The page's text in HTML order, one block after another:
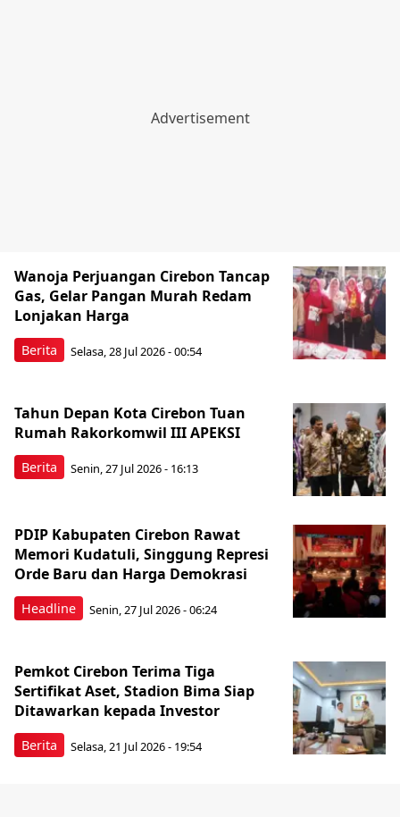
Berita
Wanoja Perjuangan Cirebon Tancap
Gas, Gelar Pangan Murah Redam
Lonjakan Harga
Selasa, 28 Jul 2026 - 00:54
Berita
Tahun Depan Kota Cirebon Tuan
Rumah Rakorkomwil III APEKSI
Senin, 27 Jul 2026 - 16:13
Headline
PDIP Kabupaten Cirebon Rawat
Memori Kudatuli, Singgung Represi
Orde Baru dan Harga Demokrasi
Senin, 27 Jul 2026 - 06:24
Berita
Pemkot Cirebon Terima Tiga
Sertifikat Aset, Stadion Bima Siap
Ditawarkan kepada Investor
Selasa, 21 Jul 2026 - 19:54